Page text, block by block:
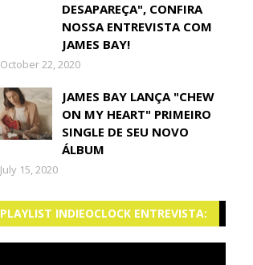
DESAPAREÇA", CONFIRA
NOSSA ENTREVISTA COM
JAMES BAY!
October 22, 2020
JAMES BAY LANÇA "CHEW
ON MY HEART" PRIMEIRO
SINGLE DE SEU NOVO
ÁLBUM
July 15, 2020
PLAYLIST INDIEOCLOCK ENTREVISTA: